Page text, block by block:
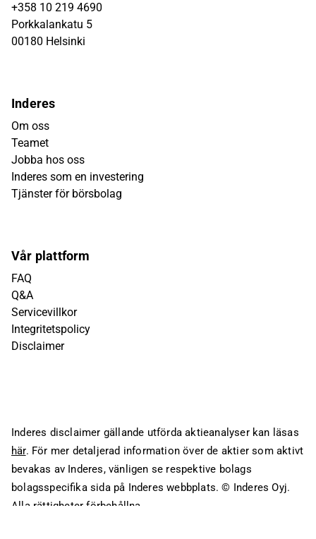
+358 10 219 4690
Porkkalankatu 5
00180 Helsinki
Inderes
Om oss
Teamet
Jobba hos oss
Inderes som en investering
Tjänster för börsbolag
Vår plattform
FAQ
Q&A
Servicevillkor
Integritetspolicy
Disclaimer
Inderes disclaimer gällande utförda aktieanalyser kan läsas
här. För mer detaljerad information över de aktier som aktivt
bevakas av Inderes, vänligen se respektive bolags
bolagsspecifika sida på Inderes webbplats. © Inderes Oyj.
Alla rättigheter förbehållna.